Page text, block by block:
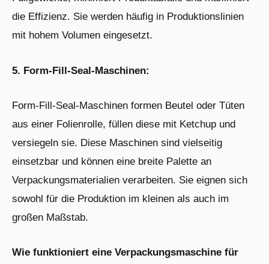
die Effizienz. Sie werden häufig in Produktionslinien
mit hohem Volumen eingesetzt.
5. Form-Fill-Seal-Maschinen:
Form-Fill-Seal-Maschinen formen Beutel oder Tüten
aus einer Folienrolle, füllen diese mit Ketchup und
versiegeln sie. Diese Maschinen sind vielseitig
einsetzbar und können eine breite Palette an
Verpackungsmaterialien verarbeiten. Sie eignen sich
sowohl für die Produktion im kleinen als auch im
großen Maßstab.
Wie funktioniert eine Verpackungsmaschine für